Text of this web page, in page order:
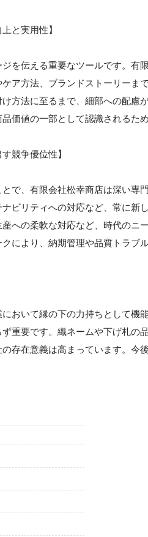
と実用性】
を伝える重要なツールです。有
ア方法、ブランドストーリーま
方法に至るまで、細部への配慮
価値の一部として認識されるた
競争優位性】
で、有限会社松幸商店は深い専
ビリティへの対応など、常に新
への柔軟な対応など、時代のニ
により、納期管理や品質トラブ
おいて縁の下の力持ちとして機
重要です。織ネームや下げ札の
存在意義は高まっています。今